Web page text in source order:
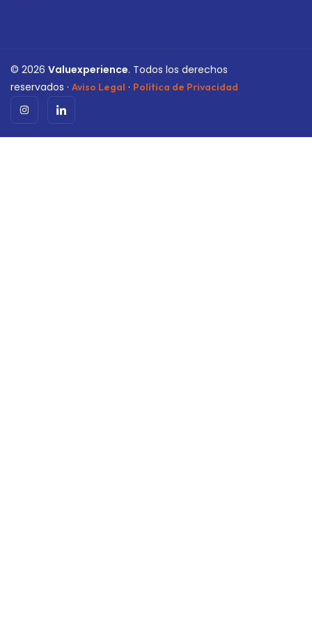
© 2026 Valuexperience. Todos los derechos
reservados · Aviso Legal · Política de Privacidad